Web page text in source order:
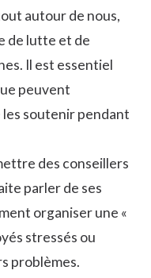
autour de nous,
de lutte et de
Il est essentiel
peuvent
soutenir pendant
des conseillers
parler de ses
organiser une «
stressés ou
problèmes.